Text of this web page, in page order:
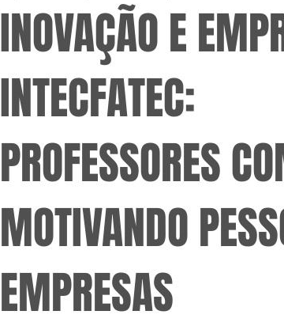
INOVAÇÃO E
INTECFATEC:
PROFESSORES
MOTIVANDO
EMPRESAS